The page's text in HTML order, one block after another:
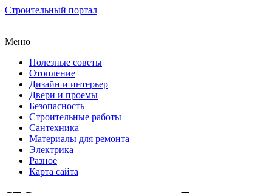
Строительный портал
Меню
Полезные советы
Отопление
Дизайн и интерьер
Двери и проемы
Безопасность
Строительные работы
Сантехника
Материалы для ремонта
Электрика
Разное
Карта сайта